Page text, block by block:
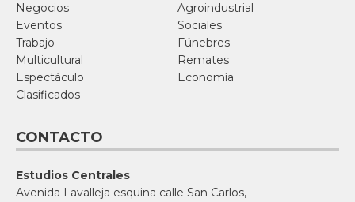
Negocios
Agroindustrial
Eventos
Sociales
Trabajo
Fúnebres
Multicultural
Remates
Espectáculo
Economía
Clasificados
CONTACTO
Estudios Centrales
Avenida Lavalleja esquina calle San Carlos,